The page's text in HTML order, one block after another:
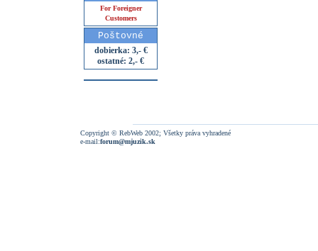
For Foreigner
Customers
Poštovné
dobierka: 3,- €
ostatné: 2,- €
Copyright © RebWeb 2002; Všetky práva vyhradené
e-mail:forum@mjuzik.sk